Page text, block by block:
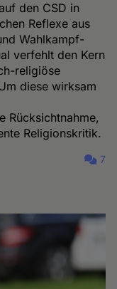
den CSD in
Reflexe aus
Wahlkampf-
verfehlt den Kern
religiöse
diese wirksam
Rücksichtnahme,
Religionskritik.
7